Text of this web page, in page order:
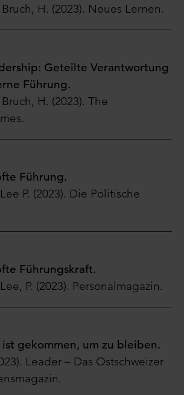
H. (2023). Neues Lernen.
Geteilte Verantwortung
Führung.
H. (2023). The
Führung.
P. (2023). Die Politische
Führungskraft.
P. (2023). Personalmagazin.
gekommen, um zu bleiben.
Leader – Das Ostschweizer
.